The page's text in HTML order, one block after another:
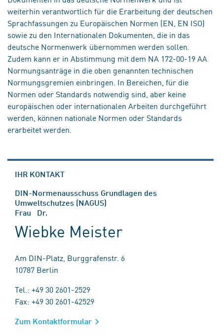
weiterhin verantwortlich für die Erarbeitung der deutschen
Sprachfassungen zu Europäischen Normen (EN, EN ISO)
sowie zu den Internationalen Dokumenten, die in das
deutsche Normenwerk übernommen werden sollen.
Zudem kann er in Abstimmung mit dem NA 172-00-19 AA
Normungsanträge in die oben genannten technischen
Normungsgremien einbringen. In Bereichen, für die
Normen oder Standards notwendig sind, aber keine
europäischen oder internationalen Arbeiten durchgeführt
werden, können nationale Normen oder Standards
erarbeitet werden.
IHR KONTAKT
DIN-Normenausschuss Grundlagen des
Umweltschutzes (NAGUS)
Frau Dr.
Wiebke Meister
Am DIN-Platz, Burggrafenstr. 6
10787 Berlin
Tel.: +49 30 2601-2529
Fax: +49 30 2601-42529
Zum Kontaktformular